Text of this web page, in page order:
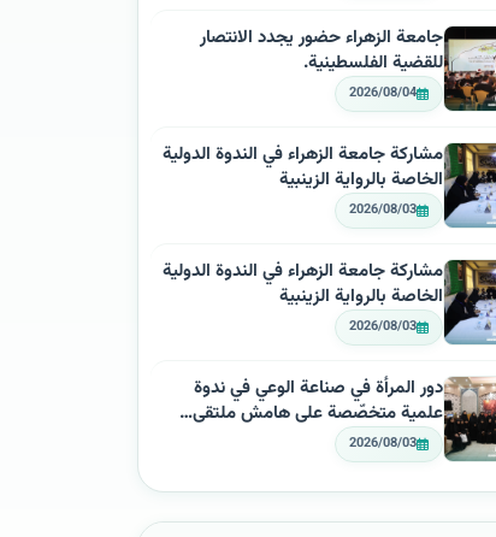
جامعة الزهراء حضور يجدد الانتصار
للقضية الفلسطينية.
2026/08/04
مشاركة جامعة الزهراء في الندوة الدولية
الخاصة بالرواية الزينبية
2026/08/03
مشاركة جامعة الزهراء في الندوة الدولية
الخاصة بالرواية الزينبية
2026/08/03
دور المرأة في صناعة الوعي في ندوة
علمية متخصّصة على هامش ملتقى…
2026/08/03